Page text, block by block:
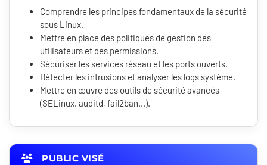
Comprendre les principes fondamentaux de la sécurité
sous Linux.
Mettre en place des politiques de gestion des
utilisateurs et des permissions.
Sécuriser les services réseau et les ports ouverts.
Détecter les intrusions et analyser les logs système.
Mettre en œuvre des outils de sécurité avancés
(SELinux, auditd, fail2ban...).
PUBLIC VISÉ